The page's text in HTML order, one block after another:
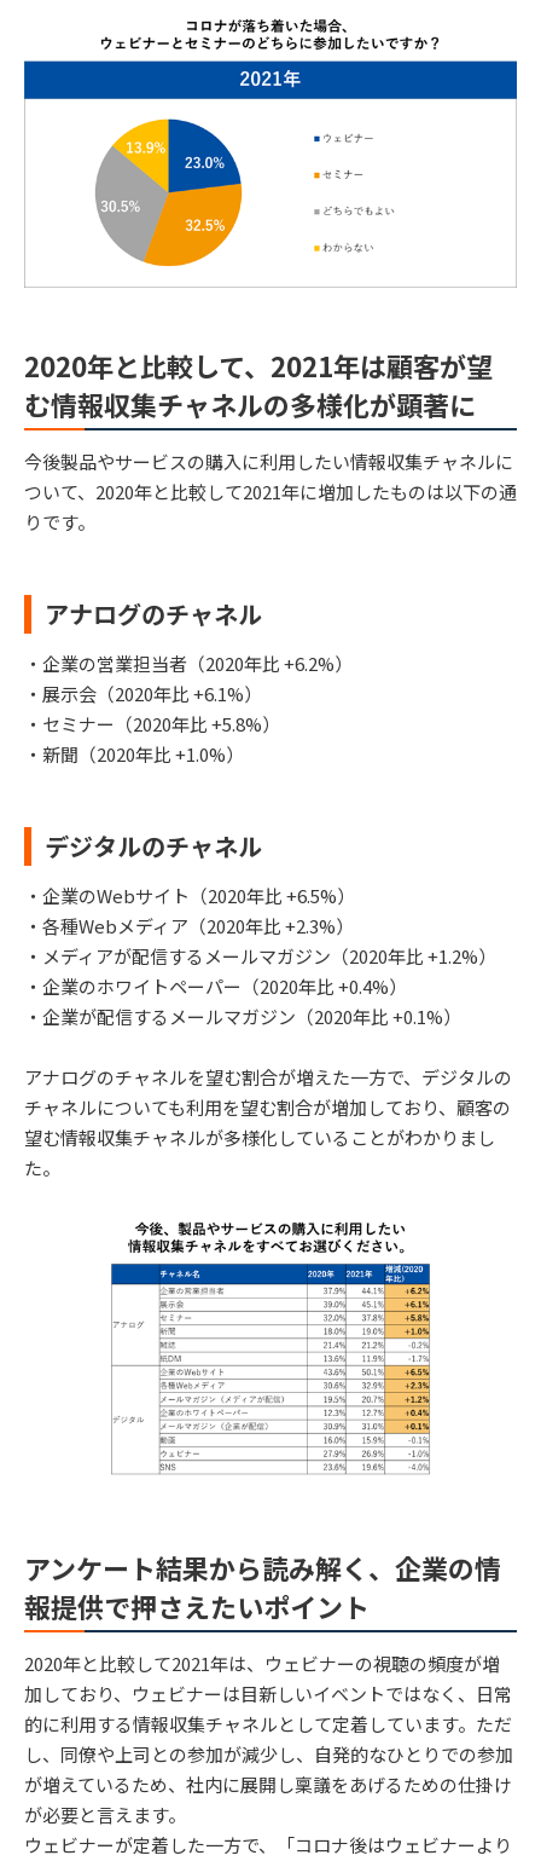
2020年と比較して、2021年は顧客が望
む情報収集チャネルの多様化が顕著に
今後製品やサービスの購入に利用したい情報収集チャネルに
ついて、2020年と比較して2021年に増加したものは以下の通
りです。
アナログのチャネル
・企業の営業担当者（2020年比 +6.2%）
・展示会（2020年比 +6.1%）
・セミナー（2020年比 +5.8%）
・新聞（2020年比 +1.0%）
デジタルのチャネル
・企業のWebサイト（2020年比 +6.5%）
・各種Webメディア（2020年比 +2.3%）
・メディアが配信するメールマガジン（2020年比 +1.2%）
・企業のホワイトペーパー（2020年比 +0.4%）
・企業が配信するメールマガジン（2020年比 +0.1%）
アナログのチャネルを望む割合が増えた一方で、デジタルの
チャネルについても利用を望む割合が増加しており、顧客の
望む情報収集チャネルが多様化していることがわかりまし
た。
アンケート結果から読み解く、企業の情
報提供で押さえたいポイント
2020年と比較して2021年は、ウェビナーの視聴の頻度が増
加しており、ウェビナーは目新しいイベントではなく、日常
的に利用する情報収集チャネルとして定着しています。ただ
し、同僚や上司との参加が減少し、自発的なひとりでの参加
が増えているため、社内に展開し稟議をあげるための仕掛け
が必要と言えます。
ウェビナーが定着した一方で、「コロナ後はウェビナーより